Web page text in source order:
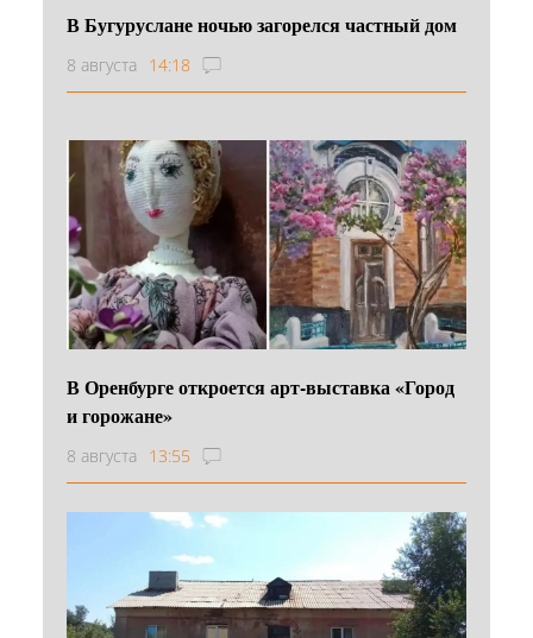
В Бугуруслане ночью загорелся частный дом
8 августа 14:18
В Оренбурге откроется арт-выставка «Город
и горожане»
8 августа 13:55